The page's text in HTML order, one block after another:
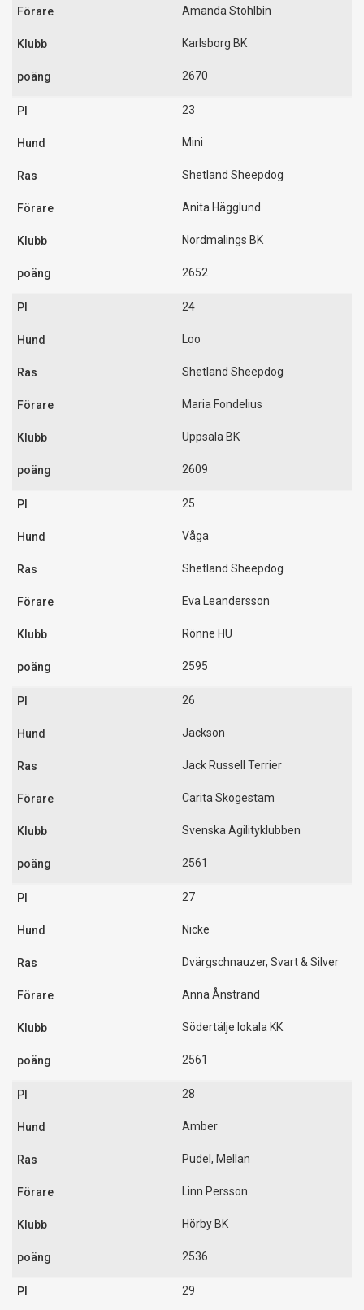
Amanda Stohlbin
Karlsborg BK
2670
23
Mini
Shetland Sheepdog
Anita Hägglund
Nordmalings BK
2652
24
Loo
Shetland Sheepdog
Maria Fondelius
Uppsala BK
2609
25
Våga
Shetland Sheepdog
Eva Leandersson
Rönne HU
2595
26
Jackson
Jack Russell Terrier
Carita Skogestam
Svenska Agilityklubben
2561
27
Nicke
Dvärgschnauzer, Svart & Silver
Anna Ånstrand
Södertälje lokala KK
2561
28
Amber
Pudel, Mellan
Linn Persson
Hörby BK
2536
29